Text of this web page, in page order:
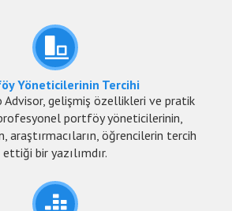
Yöneticilerinin Tercihi
gelişmiş özellikleri ve pratik
portföy yöneticilerinin,
araştırmacıların, öğrencilerin tercih
ettiği bir yazılımdır.